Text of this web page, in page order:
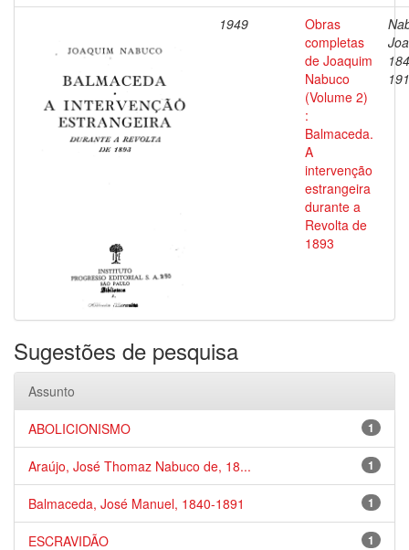
1949
Obras
completas
de Joaquim
Nabuco
(Volume 2)
:
Balmaceda.
A
intervenção
estrangeira
durante a
Revolta de
1893
Sugestões de pesquisa
Assunto
1
ABOLICIONISMO
1
Araújo, José Thomaz Nabuco de, 18...
1
Balmaceda, José Manuel, 1840-1891
1
ESCRAVIDÃO